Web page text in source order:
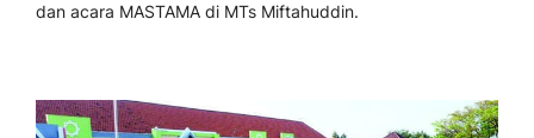
dan acara MASTAMA di MTs Miftahuddin.